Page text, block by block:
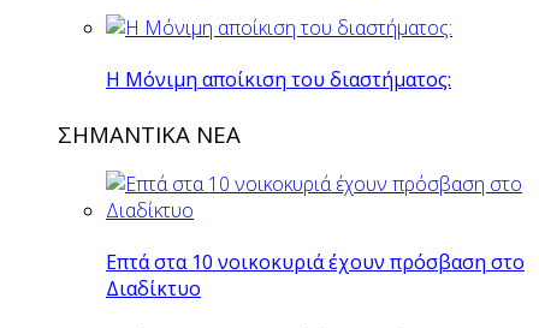
H Mόνιμη αποίκιση του διαστήματος:
ΣΗΜΑΝΤΙΚΑ ΝΕΑ
Επτά στα 10 νοικοκυριά έχουν πρόσβαση στο
Διαδίκτυο